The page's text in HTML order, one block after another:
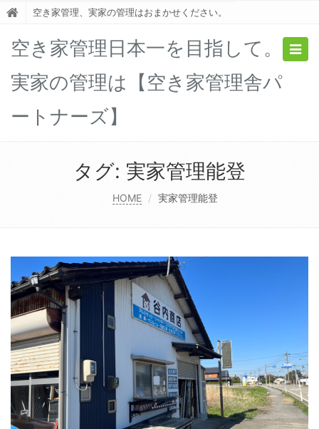
空き家管理、実家の管理はおまかせください。
空き家管理日本一を目指して。
実家の管理は【空き家管理舎パ
ートナーズ】
タグ: 実家管理能登
HOME 実家管理能登